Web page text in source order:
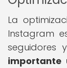
La
Instagram
seguidores
importante